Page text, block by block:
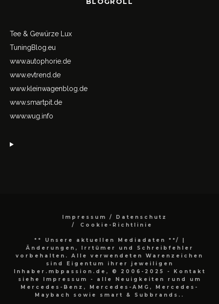
Tee & Gewürze Lux
TuningBlog.eu
www.autophorie.de
www.evtrend.de
www.kleinwagenblog.de
www.smartpit.de
www.wug.info
Impressum / Datenschutz
Cookie-Richtlinie
** Unsere aktuellen Mediadaten **/
|
Änderungen, Irrtümer und Schreibfehler
vorbehalten. Alle verwendeten Warenzeichen
sind Eigentum ihrer jeweiligen
Inhaber.mbpassion.de, © 2006-2025 - Kontakt
siehe Impressum - alle Neuigkeiten rund um
Mercedes-Benz, Mercedes-AMG, Mercedes-
Maybach sowie smart & Subbrands..